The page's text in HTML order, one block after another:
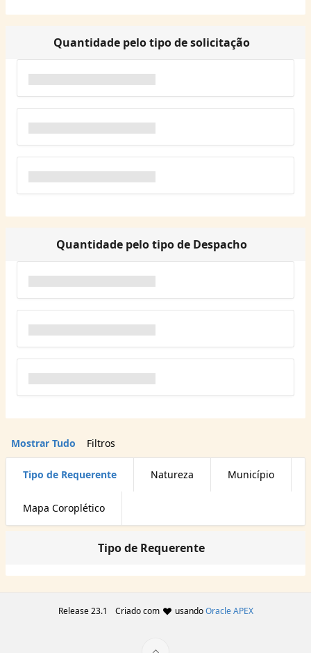
Quantidade pelo tipo de solicitação
Quantidade pelo tipo de Despacho
Mostrar Tudo Filtros
Tipo de Requerente Natureza Município
Mapa Coroplético
Tipo de Requerente
Release 23.1 Criado com usandoOracle APEX